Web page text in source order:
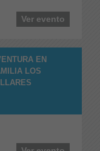
Ver evento
EN
LOS